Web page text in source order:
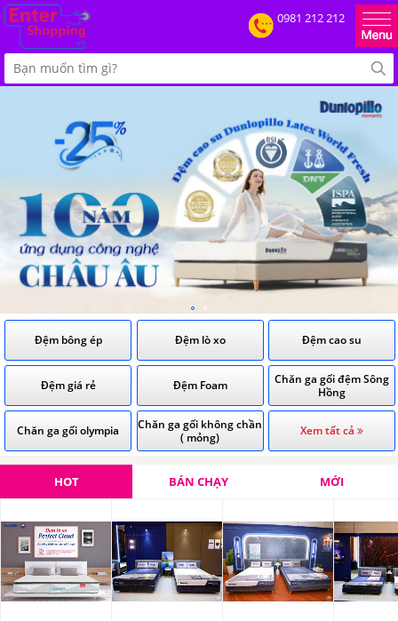
0981 212 212
Đệm bông ép Đệm lò xo Đệm cao su
Đệm giá rẻ Đệm Foam
Chăn ga gối đệm Sông
Hồng
Chăn ga gối olympia
Chăn ga gối không chần
( mỏng)
Xem tất cả
HOT BÁN CHẠY MỚI